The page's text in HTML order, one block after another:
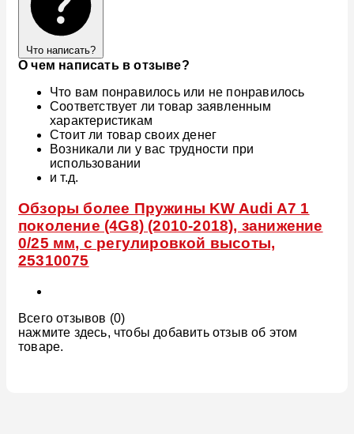
Что написать?
О чем написать в отзыве?
Что вам понравилось или не понравилось
Соответствует ли товар заявленным
характеристикам
Стоит ли товар своих денег
Возникали ли у вас трудности при
использовании
и т.д.
Обзоры более Пружины KW Audi A7 1
поколение (4G8) (2010-2018), занижение
0/25 мм, с регулировкой высоты,
25310075
Всего отзывов (0)
нажмите здесь, чтобы добавить отзыв об этом
товаре.